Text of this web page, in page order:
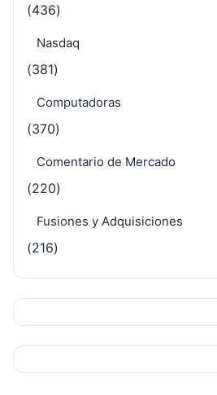
(436)
Nasdaq
(381)
Computadoras
(370)
Comentario de Mercado
(220)
Fusiones y Adquisiciones
(216)